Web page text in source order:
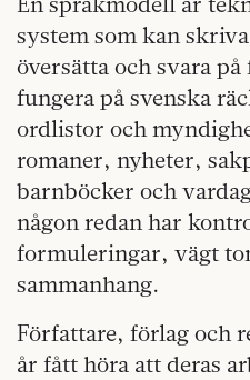
system som kan
översätta och svara
fungera på svenska
ordlistor och
romaner, nyheter,
barnböcker och
någon redan har
formuleringar, vägt
sammanhang.
Författare, förlag och
år fått höra att deras